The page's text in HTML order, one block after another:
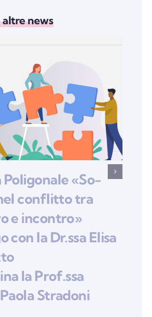
news
Poligonale «So-
conflitto tra
e incontro»
con la Dr.ssa Elisa
la Prof.ssa
Stradoni